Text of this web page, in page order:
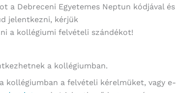
a Debreceni Egyetemes Neptun kódjával és
jelentkezni, kérjük
a kollégiumi felvételi szándékot!
a kollégiumban.
kollégiumban a felvételi kérelmüket, vagy e-